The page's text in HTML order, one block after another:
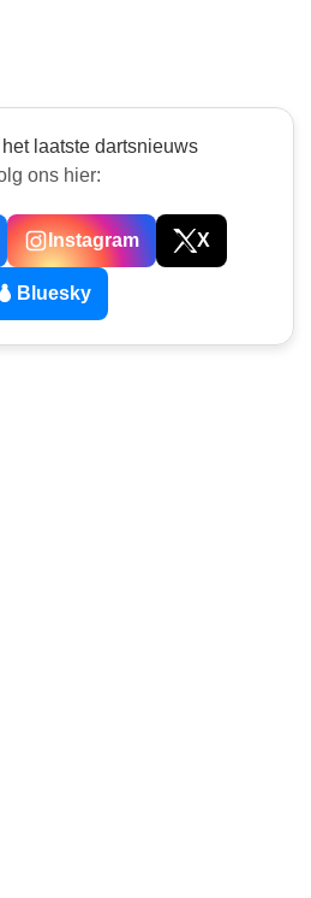
laatste dartsnieuws
ons hier:
Instagram X
Bluesky